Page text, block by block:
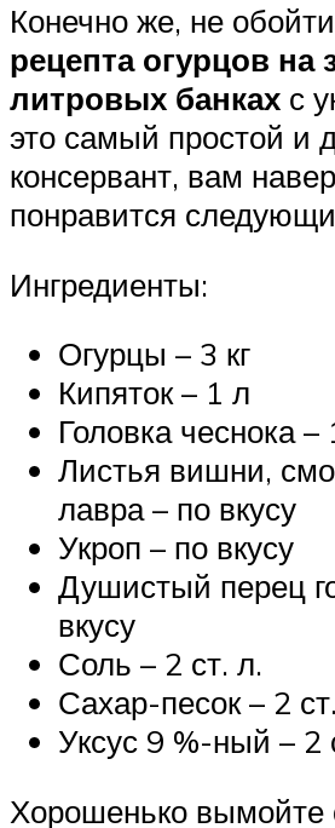
Конечно же, не
рецепта огурцов на
литровых банках с
это самый простой и
консервант, вам
понравится
Ингредиенты:
Огурцы – 3 кг
Кипяток – 1 л
Головка чеснока –
Листья вишни,
лавра – по вкусу
Укроп – по вкусу
Душистый перец
вкусу
Соль – 2 ст. л.
Сахар-песок – 2
Уксус 9 %-ный – 2
Хорошенько вымойте